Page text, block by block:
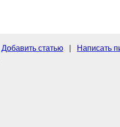
Добавить статью
Написать